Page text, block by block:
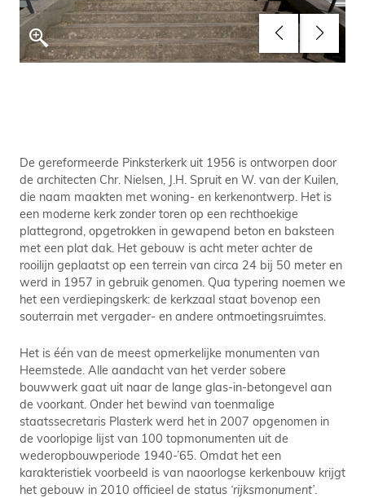
De gereformeerde Pinksterkerk uit 1956 is ontworpen door
de architecten Chr. Nielsen, J.H. Spruit en W. van der Kuilen,
die naam maakten met woning- en kerkenontwerp. Het is
een moderne kerk zonder toren op een rechthoekige
plattegrond, opgetrokken in gewapend beton en baksteen
met een plat dak. Het gebouw is acht meter achter de
rooilijn geplaatst op een terrein van circa 24 bij 50 meter en
werd in 1957 in gebruik genomen. Qua typering noemen we
het een verdiepingskerk: de kerkzaal staat bovenop een
souterrain met vergader- en andere ontmoetingsruimtes.
Het is één van de meest opmerkelijke monumenten van
Heemstede. Alle aandacht van het verder sobere
bouwwerk gaat uit naar de lange glas-in-betongevel aan
de voorkant. Onder het bewind van toenmalige
staatssecretaris Plasterk werd het in 2007 opgenomen in
de voorlopige lijst van 100 topmonumenten uit de
wederopbouwperiode 1940-’65. Omdat het een
karakteristiek voorbeeld is van naoorlogse kerkenbouw krijgt
het gebouw in 2010 officieel de status ‘rijksmonument’